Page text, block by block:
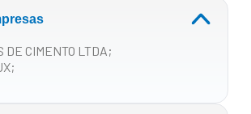
DE CIMENTO LTDA;